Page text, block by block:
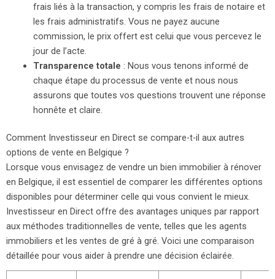
frais liés à la transaction, y compris les frais de notaire et
les frais administratifs. Vous ne payez aucune
commission, le prix offert est celui que vous percevez le
jour de l’acte.
Transparence totale : Nous vous tenons informé de
chaque étape du processus de vente et nous nous
assurons que toutes vos questions trouvent une réponse
honnête et claire.
Comment Investisseur en Direct se compare-t-il aux autres
options de vente en Belgique ?
Lorsque vous envisagez de vendre un bien immobilier à rénover
en Belgique, il est essentiel de comparer les différentes options
disponibles pour déterminer celle qui vous convient le mieux.
Investisseur en Direct offre des avantages uniques par rapport
aux méthodes traditionnelles de vente, telles que les agents
immobiliers et les ventes de gré à gré. Voici une comparaison
détaillée pour vous aider à prendre une décision éclairée.